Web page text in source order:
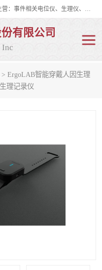
眼动仪多少钱?北京津发科技股份有限公司主营：事件相关电位仪、生理仪、肌电仪、脑电仪、皮电仪、眼动仪；是国家级高新技术企业、科技部认定的科技型中小企业和中关村高新技术企业，具备保密资格，具备自主进出口经营权；自主研发技术、产品与服务荣获多项省部级科学技术奖励、国家发明专利、国家软件著作权和省部级新技术新产品（服务）认证。
有限公司
Inc
> ErgoLAB智能穿戴人因生理
理记录仪
脑电仪
动作捕捉与生物力学
人机交互实验室